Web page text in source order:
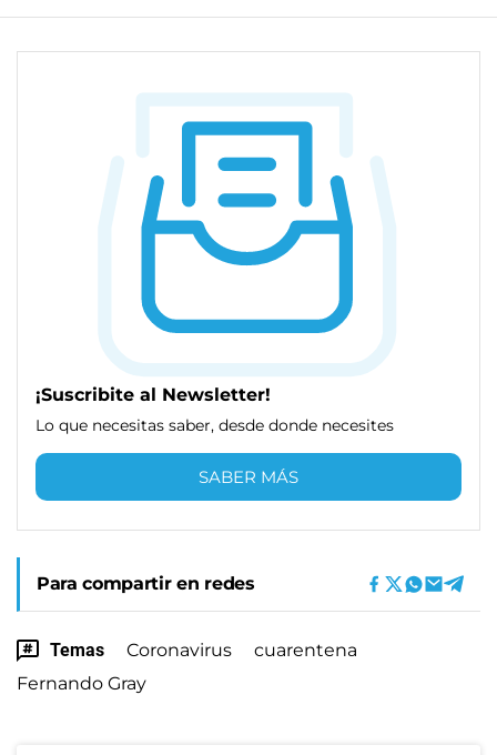
¡Suscribite al Newsletter!
Lo que necesitas saber, desde donde necesites
SABER MÁS
Para compartir en redes
Temas Coronavirus
cuarentena
Fernando Gray